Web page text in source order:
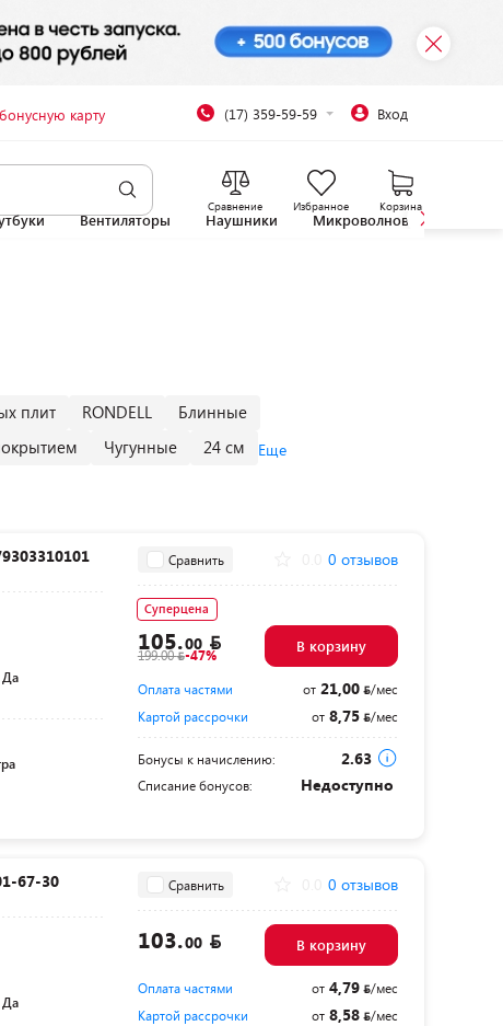
карту (17) 359-59-59 Вход
Сравнение Избранное Корзина
Вентиляторы Наушники Микроволновые печи
плит RONDELL
Блинные
Чугунные 24 см Еще
Да
Сравнить 0 отзывов
Суперцена
105.00
199.00 -47% В корзину
Оплата частями от21,00
/мес
Картой рассрочки
от8,75 /мес
Бонусы к начислению: 2.63
Списание бонусов: Недоступно
67-30
Да
Сравнить 0 отзывов
103.00 В корзину
Оплата частями от4,79
/мес
Картой рассрочки
от8,58 /мес